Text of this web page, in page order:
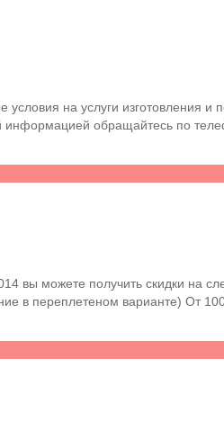
на услуги изготовления
обращайтесь по
можете получить скидки на
в переплетеном варианте) От